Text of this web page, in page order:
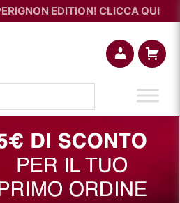
EDITION! CLICCA QUI